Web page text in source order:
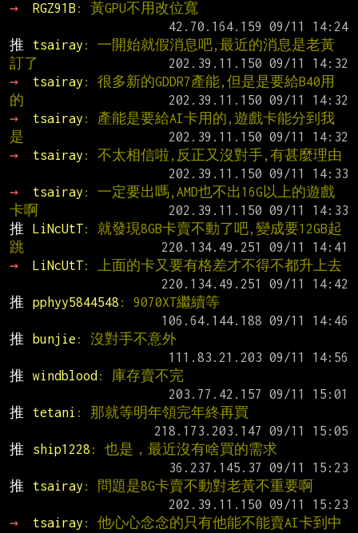
→
RGZ91B : 黃GPU不用改位寬
推
tsairay : 一開始就假消息吧,最近的消息是老黃
訂了
→
tsairay : 很多新的GDDR7產能,但是是要給B40用
的
→
tsairay : 產能是要給AI卡用的,遊戲卡能分到我
是
→
tsairay : 不太相信啦,反正又沒對手,有甚麼理由
→
tsairay : 一定要出嗎,AMD也不出16G以上的遊戲
卡啊
推
LiNcUtT: 就發現8GB卡賣不動了吧,變成要12GB起
跳
→
LiNcUtT: 上面的卡又要有格差才不得不都升上去
推
pphyy5844548 : 9070XT繼續等
推
bunjie : 沒對手不意外
推
windblood : 庫存賣不完
推
tetani : 那就等明年領完年終再買
推
ship1228 : 也是，最近沒有啥買的需求
推
tsairay : 問題是8G卡賣不動對老黃不重要啊
→
tsairay : 他心心念念的只有他能不能賣AI卡到中